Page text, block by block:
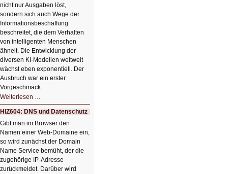
nicht nur Ausgaben löst,
sondern sich auch Wege der
Informationsbeschaffung
beschreitet, die dem Verhalten
von intelligenten Menschen
ähnelt. Die Entwicklung der
diversen KI-Modellen weltweit
wächst eben exponentiell. Der
Ausbruch war ein erster
Vorgeschmack.
Weiterlesen …
Der
Ausbruch
der
KI
HIZ604: DNS und Datenschutz
Gibt man im Browser den
Namen einer Web-Domaine ein,
so wird zunächst der Domain
Name Service bemüht, der die
zugehörige IP-Adresse
zurückmeldet. Darüber wird